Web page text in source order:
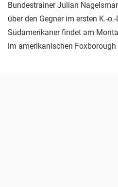
BundestrainerJulian
über den Gegner im ersten K.-
Südamerikaner findet am
im amerikanischen